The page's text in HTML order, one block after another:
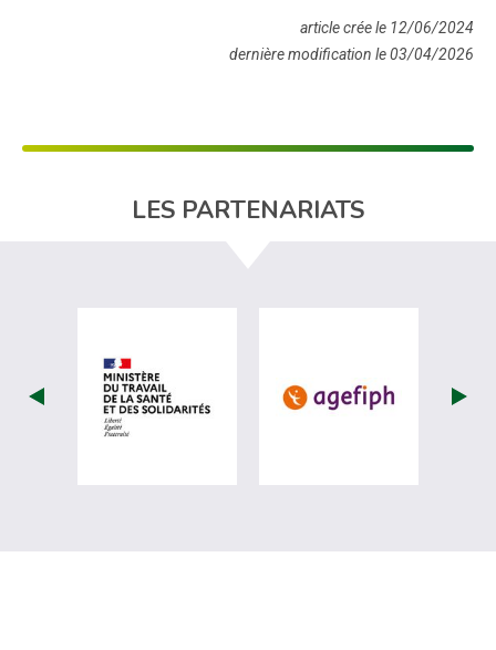
article crée le 12/06/2024
dernière modification le 03/04/2026
LES PARTENARIATS
visiter les site de Ministère du travail
visiter les